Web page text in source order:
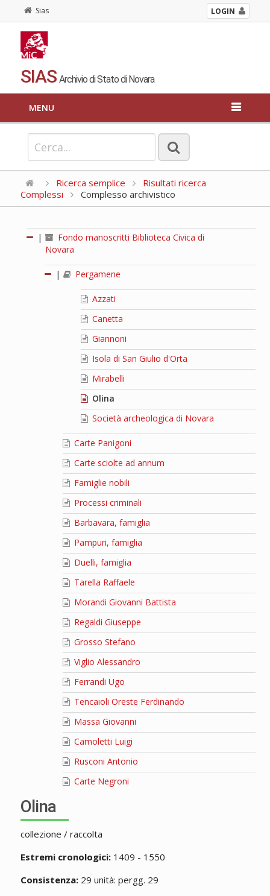
Sias LOGIN
SIAS Archivio di Stato di Novara
MENU
Ricerca semplice
Risultati ricerca
Complessi
Complesso archivistico
|
Fondo manoscritti Biblioteca Civica di
Novara
| Pergamene
Azzati
Canetta
Giannoni
Isola di San Giulio d'Orta
Mirabelli
Olina
Società archeologica di Novara
Carte Panigoni
Carte sciolte ad annum
Famiglie nobili
Processi criminali
Barbavara, famiglia
Pampuri, famiglia
Duelli, famiglia
Tarella Raffaele
Morandi Giovanni Battista
Regaldi Giuseppe
Grosso Stefano
Viglio Alessandro
Ferrandi Ugo
Tencaioli Oreste Ferdinando
Massa Giovanni
Camoletti Luigi
Rusconi Antonio
Carte Negroni
Olina
collezione / raccolta
Estremi cronologici:1409 - 1550
Consistenza:29 unità: pergg. 29